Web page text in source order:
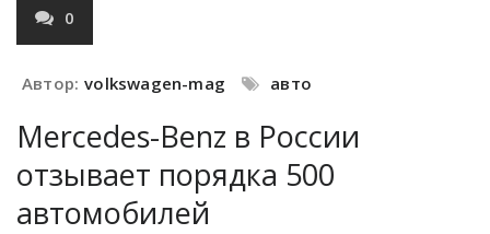
0
Автор: volkswagen-mag авто
Mercedes-Benz в России
отзывает порядка 500
автомобилей